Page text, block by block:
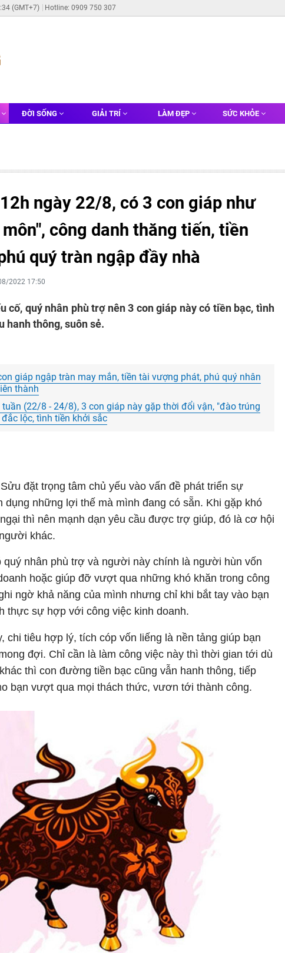
(GMT+7) Hotline: 0909 750 307
ĐỜI SỐNG GIẢI TRÍ LÀM ĐẸP SỨC KHỎE
ngày 22/8, có 3 con giáp như
công danh thăng tiến, tiền
quý tràn ngập đầy nhà
2022 17:50
cố, quý nhân phù trợ nên 3 con giáp này có tiền bạc, tình
hanh thông, suôn sẻ.
giáp ngập tràn may mắn, tiền tài vượng phát, phú quý nhân
thành
(22/8 - 24/8), 3 con giáp này gặp thời đổi vận, "đào trúng
lộc, tình tiền khởi sắc
đặt trọng tâm chủ yếu vào vấn đề phát triển sự
dụng những lợi thế mà mình đang có sẵn. Khi gặp khó
thì nên mạnh dạn yêu cầu được trợ giúp, đó là cơ hội
khác.
nhân phù trợ và người này chính là người hùn vốn
hoặc giúp đỡ vượt qua những khó khăn trong công
ngờ khả năng của mình nhưng chỉ khi bắt tay vào bạn
thực sự hợp với công việc kinh doanh.
chi tiêu hợp lý, tích cóp vốn liếng là nền tảng giúp bạn
đợi. Chỉ cần là làm công việc này thì thời gian tới dù
thì con đường tiền bạc cũng vẫn hanh thông, tiếp
bạn vượt qua mọi thách thức, vươn tới thành công.